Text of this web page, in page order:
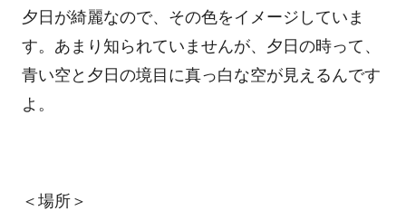
夕日が綺麗なので、その色をイメージしていま
す。あまり知られていませんが、夕日の時って、
青い空と夕日の境目に真っ白な空が見えるんです
よ。
＜場所＞